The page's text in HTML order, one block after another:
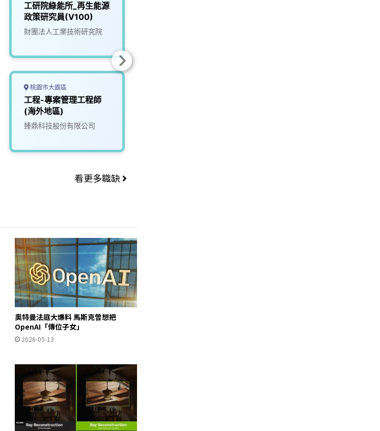
工研院綠能所_再生能源
政策研究員(V100)
財團法人工業技術研究院
桃園市大園區
工程-專案管理工程師
(海外地區)
臻鼎科技股份有限公司
看更多職缺
奧特曼法庭大爆料 馬斯克曾想把
OpenAI「傳位子女」
2026-05-13